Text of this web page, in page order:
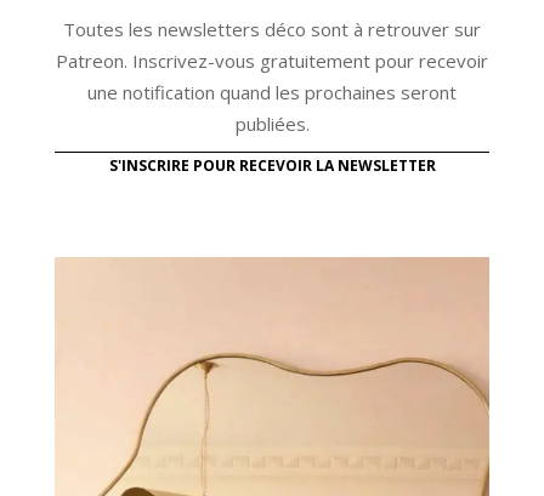
Toutes les newsletters déco sont à retrouver sur
Patreon. Inscrivez-vous gratuitement pour recevoir
une notification quand les prochaines seront
publiées.
S'INSCRIRE POUR RECEVOIR LA NEWSLETTER